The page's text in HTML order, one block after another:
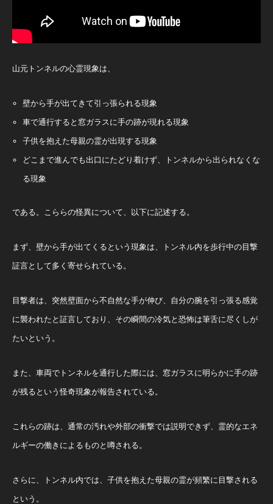
山元トンネルの心霊現象は、
壁から手が出てきて引っ張られる現象
車で通行すると窓ガラスに手の跡が現れる現象
子供を抱えた母親の霊が出現する現象
どこまで進んでも出口にたどり着けず、トンネルから出られなくな
る現象
である。こららの怪異について、以下に記述する。
まず、壁から手が出てくるという現象は、トンネル内を歩行中の目撃
証言として多く寄せられている。
目撃者は、突然壁面から不自然な手が伸び、自分の腕を引っ張る感覚
に襲われたと証言しており、その瞬間の冷気と恐怖は筆舌に尽くしが
たいという。
また、車両でトンネルを通行した際には、窓ガラスに明らかに手の跡
が残るという怪奇現象が報告されている。
これらの跡は、通常の汚れや外部の衝撃では説明できず、霊的なエネ
ルギーの働きによるものと噂される。
さらに、トンネル内では、子供を抱えた母親の霊が頻繁に目撃される
という。